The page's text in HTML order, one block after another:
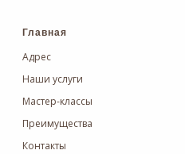
Главная
Адрес
Наши услуги
Мастер-классы
Преимущества
Контакты